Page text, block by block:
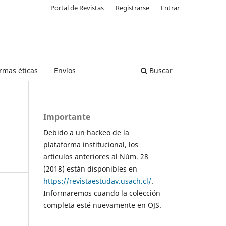
éticas Envíos Buscar
Portal de Revistas Registrarse Entrar
Importante
Debido a un hackeo de la
plataforma institucional, los
artículos anteriores al Núm. 28
(2018) están disponibles en
https://revistaestudav.usach.cl/.
Informaremos cuando la colección
completa esté nuevamente en OJS.